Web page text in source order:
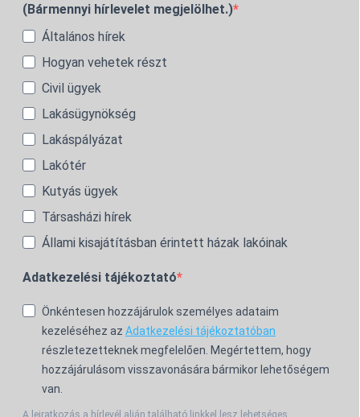
(Bármennyi hírlevelet megjelölhet.)
Általános hírek
Hogyan vehetek részt
Civil ügyek
Lakásügynökség
Lakáspályázat
Lakótér
Kutyás ügyek
Társasházi hírek
Állami kisajátításban érintett házak lakóinak
Adatkezelési tájékoztató
Önkéntesen hozzájárulok személyes adataim
kezeléséhez az Adatkezelési tájékoztatóban
részletezetteknek megfelelően. Megértettem, hogy
hozzájárulásom visszavonására bármikor lehetőségem
van.
A leiratkozás a hírlevél alján található linkkel lesz lehetséges.